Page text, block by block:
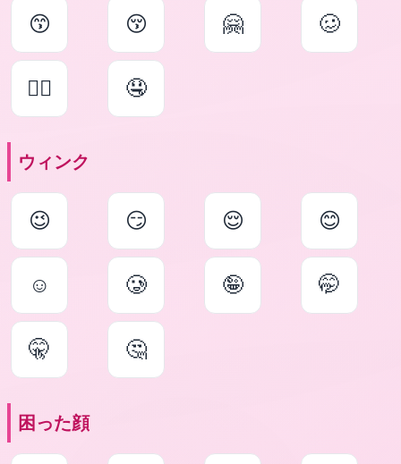
😙 😚 🤗 🥴
😵‍💫 🤤
ウィンク
😉 😏 😌 😊
☺ 🥲 🤪 🤭
🤫 🤔
困った顔